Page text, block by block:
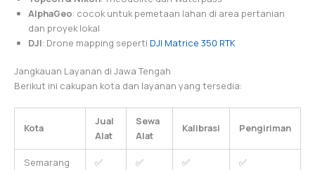
AlphaGeo: cocok untuk pemetaan lahan di area pertanian
dan proyek lokal
DJI: Drone mapping seperti DJI Matrice 350 RTK
Jangkauan Layanan di Jawa Tengah
Berikut ini cakupan kota dan layanan yang tersedia:
Kota
Jual
Alat
Sewa
Alat
Kalibrasi Pengiriman
Semarang ✅ ✅ ✅ ✅